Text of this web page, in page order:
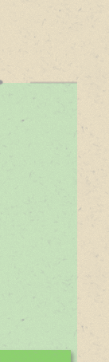
Il fantasma
Castello